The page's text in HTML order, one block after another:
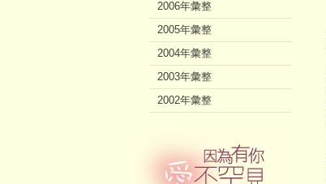
2006年彙整
2005年彙整
2004年彙整
2003年彙整
2002年彙整